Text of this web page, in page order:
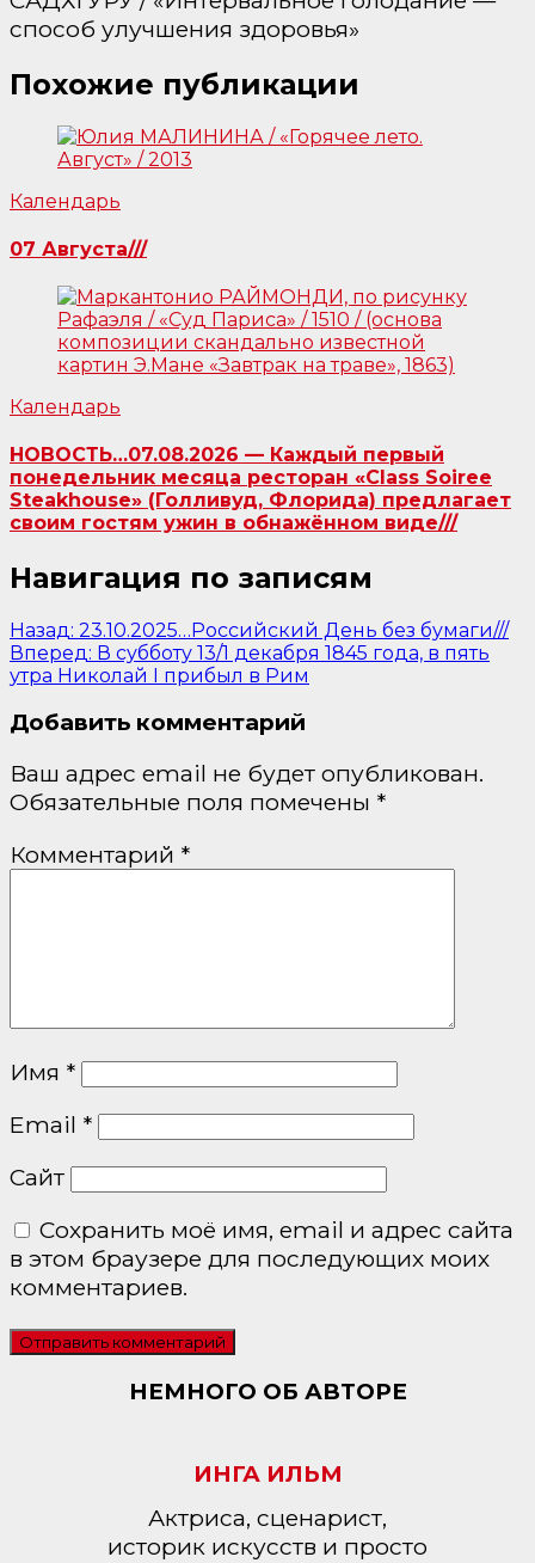
способ улучшения здоровья»
Похожие публикации
Календарь
07 Августа///
Календарь
НОВОСТЬ…07.08.2026 — Каждый первый
понедельник месяца ресторан «Class Soiree
Steakhouse» (Голливуд, Флорида) предлагает
своим гостям ужин в обнажённом виде///
Навигация по записям
Назад: 23.10.2025…Российский День без бумаги///
Вперед: В субботу 13/1 декабря 1845 года, в пять
утра Николай I прибыл в Рим
Добавить комментарий
Ваш адрес email не будет опубликован.
Обязательные поля помечены *
Комментарий *
Имя *
Email *
Сайт
Сохранить моё имя, email и адрес сайта
в этом браузере для последующих моих
комментариев.
НЕМНОГО ОБ АВТОРЕ
ИНГА ИЛЬМ
Актриса, сценарист,
историк искусств и просто